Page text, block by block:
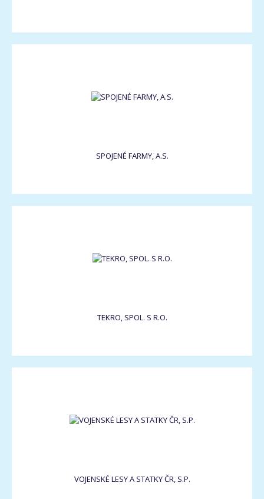
SPOJENÉ FARMY, A.S.
TEKRO, SPOL. S R.O.
VOJENSKÉ LESY A STATKY ČR, S.P.